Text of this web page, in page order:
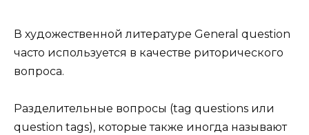
В художественной литературе Gen­er­al ques­tion
часто используется в качестве риторического
вопроса.
Разделительные вопросы (tag questions или
question tags), которые также иногда называют